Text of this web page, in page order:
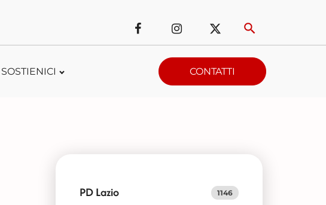
SOSTIENICI CONTATTI
PD Lazio 1146